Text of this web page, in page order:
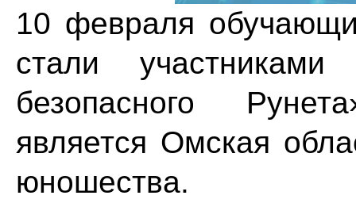
10 февраля
стали
безопасного
является Омская
юношества.